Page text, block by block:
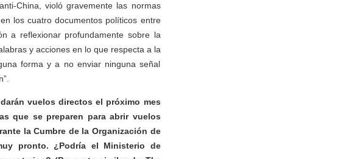
China, violó gravemente las normas
los cuatro documentos políticos entre
a reflexionar profundamente sobre la
y acciones en lo que respecta a la
forma y a no enviar ninguna señal
vuelos directos el próximo mes
que se preparen para abrir vuelos
la Cumbre de la Organización de
pronto. ¿Podría el Ministerio de